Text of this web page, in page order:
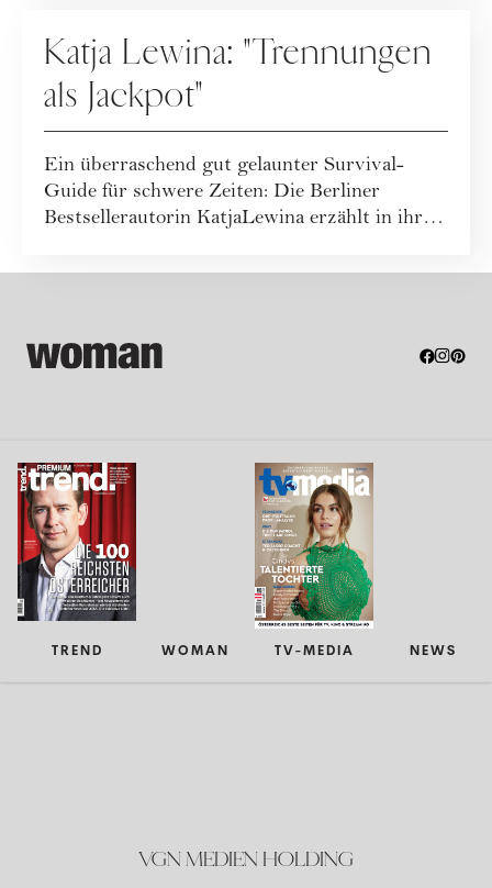
Katja Lewina: "Trennungen
als Jackpot"
Ein überraschend gut gelaunter Survival-
Guide für schwere Zeiten: Die Berliner
Bestsellerautorin KatjaLewina erzählt in ihrem
TREND WOMAN TV-MEDIA NEWS
VGN MEDIEN HOLDING